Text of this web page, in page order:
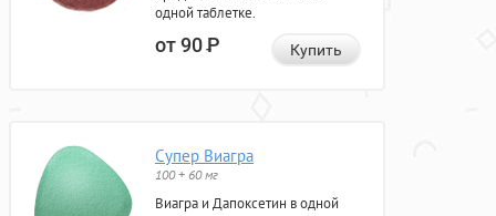
одной таблетке.
от 90Р Купить
Супер Виагра
100 + 60 мг
Виагра и Дапоксетин в одной